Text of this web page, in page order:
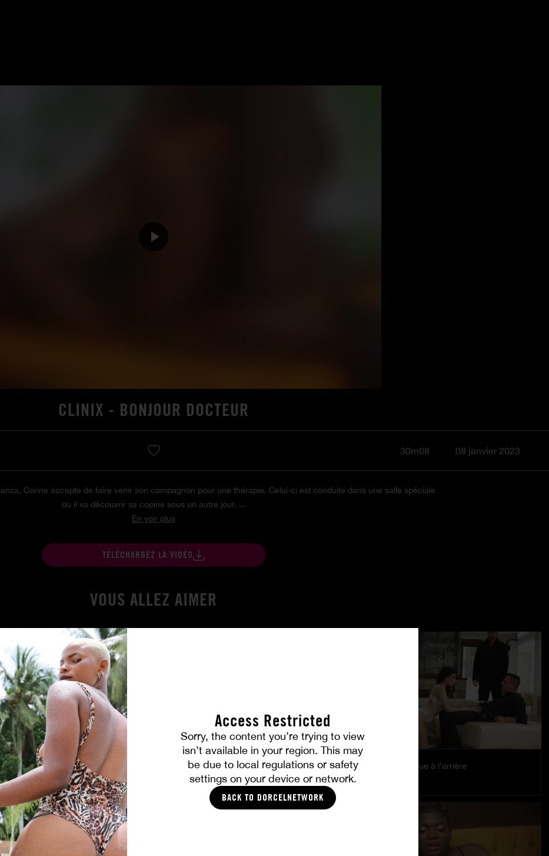
Access Restricted
Sorry, the content you’re trying to view
isn’t available in your region. This may
be due to local regulations or safety
settings on your device or network.
BACK TO DORCELNETWORK
CLINIX - BONJOUR DOCTEUR
30m08 08 janvier 2023
Corine accepte de faire venir son compagnon pour une thérapie. Celui-ci est conduite dans une salle spéciale
où il va découvrir sa copine sous un autre jour. ...
En voir plus
TÉLÉCHARGEZ LA VIDÉO
VOUS ALLEZ AIMER
Amitié brûlante
MILENA RAY|MATTY MILA PEREZ
Le plaisir se joue à l’arrière